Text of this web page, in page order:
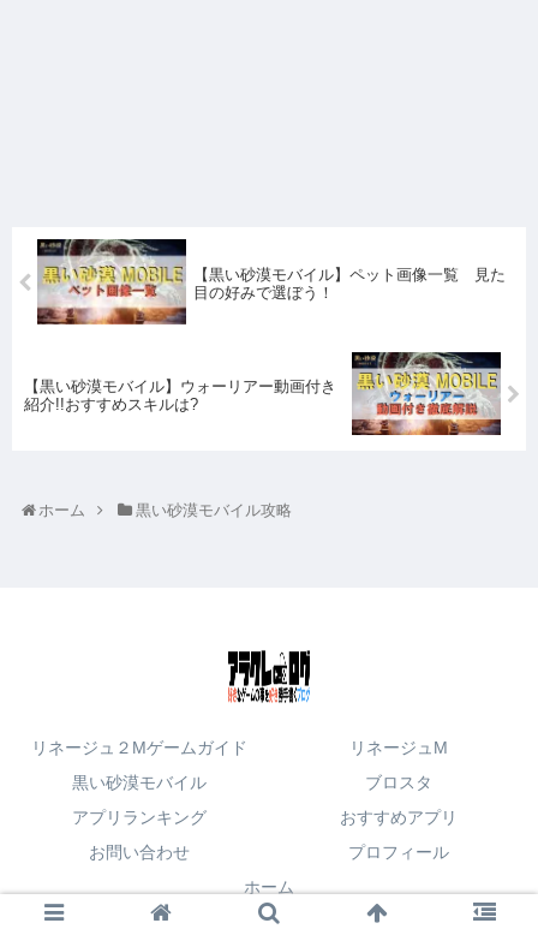
【黒い砂漠モバイル】ペット画像一覧 見た
目の好みで選ぼう！
【黒い砂漠モバイル】ウォーリアー動画付き
紹介!!おすすめスキルは?
ホーム 黒い砂漠モバイル攻略
リネージュ２Mゲームガイド
リネージュM
黒い砂漠モバイル
ブロスタ
アプリランキング
おすすめアプリ
お問い合わせ
プロフィール
ホーム